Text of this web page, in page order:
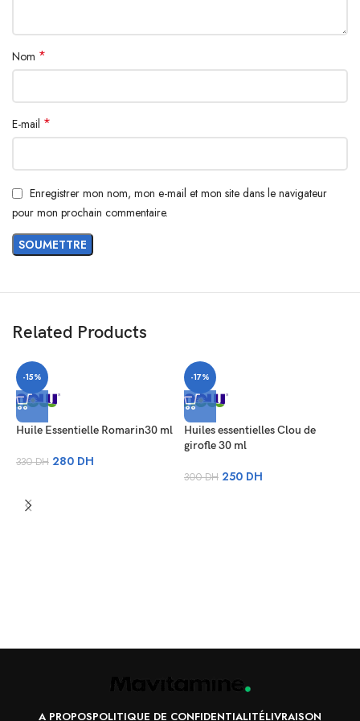
Réservé à un usage externe. Éviter tout contact avec les yeux. Tenir hors
de portée des enfants.
Nom *
E-mail *
Enregistrer mon nom, mon e-mail et mon site dans le navigateur
pour mon prochain commentaire.
Related Products
-15%
Huile Essentielle Romarin30 ml
330DH 280 DH
-17%
Huiles essentielles Clou de
girofle 30 ml
300DH 250 DH
A PROPOSPOLITIQUE DE CONFIDENTIALITÉLIVRAISON